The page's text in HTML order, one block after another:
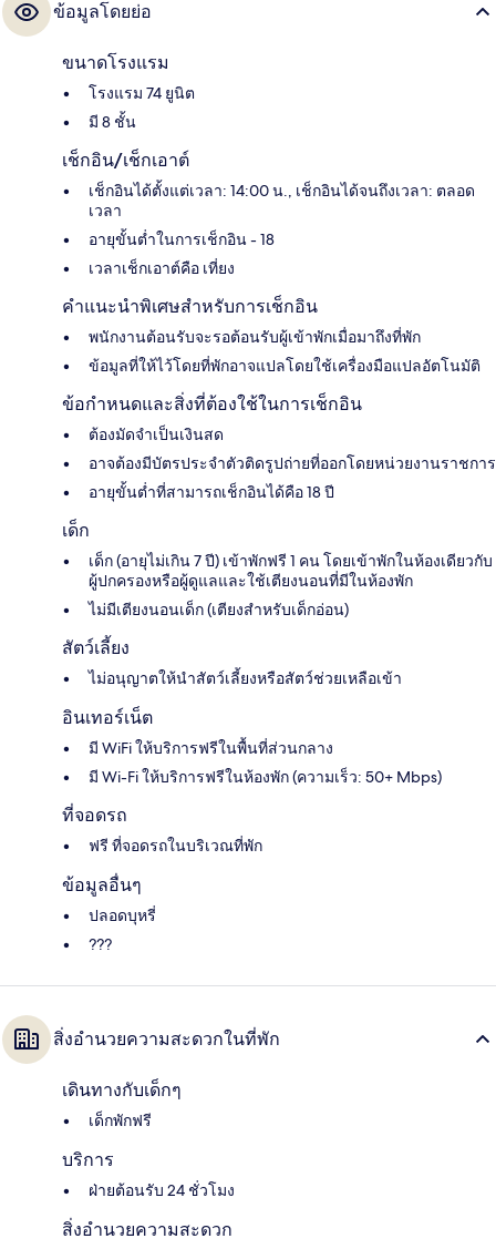
ข้อมูลโดยย่อ
ขนาดโรงแรม
โรงแรม 74 ยูนิต
มี 8 ชั้น
เช็กอิน/เช็กเอาต์
เช็กอินได้ตั้งแต่เวลา: 14:00 น., เช็กอินได้จนถึงเวลา: ตลอด
เวลา
อายุขั้นต่ำในการเช็กอิน - 18
เวลาเช็กเอาต์คือ เที่ยง
คำแนะนำพิเศษสำหรับการเช็กอิน
พนักงานต้อนรับจะรอต้อนรับผู้เข้าพักเมื่อมาถึงที่พัก
ข้อมูลที่ให้ไว้โดยที่พักอาจแปลโดยใช้เครื่องมือแปลอัตโนมัติ
ข้อกำหนดและสิ่งที่ต้องใช้ในการเช็กอิน
ต้องมัดจำเป็นเงินสด
อาจต้องมีบัตรประจำตัวติดรูปถ่ายที่ออกโดยหน่วยงานราชการ
อายุขั้นต่ำที่สามารถเช็กอินได้คือ 18 ปี
เด็ก
เด็ก (อายุไม่เกิน 7 ปี) เข้าพักฟรี 1 คน โดยเข้าพักในห้องเดียวกับ
ผู้ปกครองหรือผู้ดูแลและใช้เตียงนอนที่มีในห้องพัก
ไม่มีเตียงนอนเด็ก (เตียงสำหรับเด็กอ่อน)
สัตว์เลี้ยง
ไม่อนุญาตให้นำสัตว์เลี้ยงหรือสัตว์ช่วยเหลือเข้า
อินเทอร์เน็ต
มี WiFi ให้บริการฟรีในพื้นที่ส่วนกลาง
มี Wi-Fi ให้บริการฟรีในห้องพัก (ความเร็ว: 50+ Mbps)
ที่จอดรถ
ฟรี ที่จอดรถในบริเวณที่พัก
ข้อมูลอื่นๆ
ปลอดบุหรี่
???
สิ่งอำนวยความสะดวกในที่พัก
เดินทางกับเด็กๆ
เด็กพักฟรี
บริการ
ฝ่ายต้อนรับ 24 ชั่วโมง
สิ่งอำนวยความสะดวก